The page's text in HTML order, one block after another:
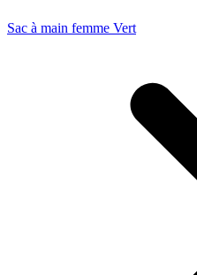
Sac à main femme Vert